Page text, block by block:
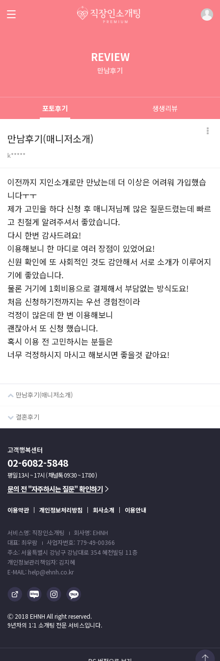
REVIEW
만남후기
포토후기 생생리뷰
만남후기(매니저소개)
k*****
본문
이전까지 지인소개로만 만났는데 더 이상은 어려워 가입했습
니다ㅜㅜ
제가 고민을 하다 신청 후 매니저님께 많은 질문드렸는데 빠르
고 친절게 알려주셔서 좋았습니다.
다시 한번 감사드려요!
이용해보니 한 마디로 여러 장점이 있었어요!
신원 확인에 또 사회적인 것도 감안해서 서로 소개가 이루어지
기에 좋았습니다.
물론 거기에 1회비용으로 결제해서 부담없는 방식도요!
처음 신청하기전까지는 우선 경험전이라
걱정이 많은데 한 번 이용해보니
괜찮아서 또 신청 했습니다.
혹시 이용 전 고민하시는 분들은
너무 걱정하시지 마시고 해보시면 좋을것 같아요!
만남후기(매니저소개)
결혼후기
고객행복센터
02-6082-5848
평일 13시 ~ 17시 ( 채널톡 09:30 ~ 17:00 )
문의 전 "자주하시는 질문" 확인하기
이용약관 개인정보처리방침 회사소개 이용안내
서비스명: 직장인소개팅
회사명: EHNH
대표: 최우람
사업자번호: 779-49-00366
주소: 서울특별시 강남구 강남대로 354 혜천빌딩 11층
개인정보관리책임자: 김지혜
E-MAIL: help@ehnh.co.kr
Ⓒ 2018 EHNH All right reserved.
9년차의 1:1 소개팅 전문 서비스입니다.